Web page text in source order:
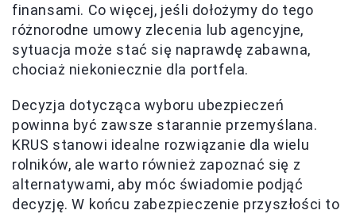
finansami. Co więcej, jeśli dołożymy do tego
różnorodne umowy zlecenia lub agencyjne,
sytuacja może stać się naprawdę zabawna,
chociaż niekoniecznie dla portfela.
Decyzja dotycząca wyboru ubezpieczeń
powinna być zawsze starannie przemyślana.
KRUS stanowi idealne rozwiązanie dla wielu
rolników, ale warto również zapoznać się z
alternatywami, aby móc świadomie podjąć
decyzję. W końcu zabezpieczenie przyszłości to